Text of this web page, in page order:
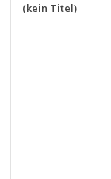
(kein Titel)